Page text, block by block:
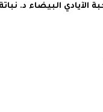
البيضاء د.